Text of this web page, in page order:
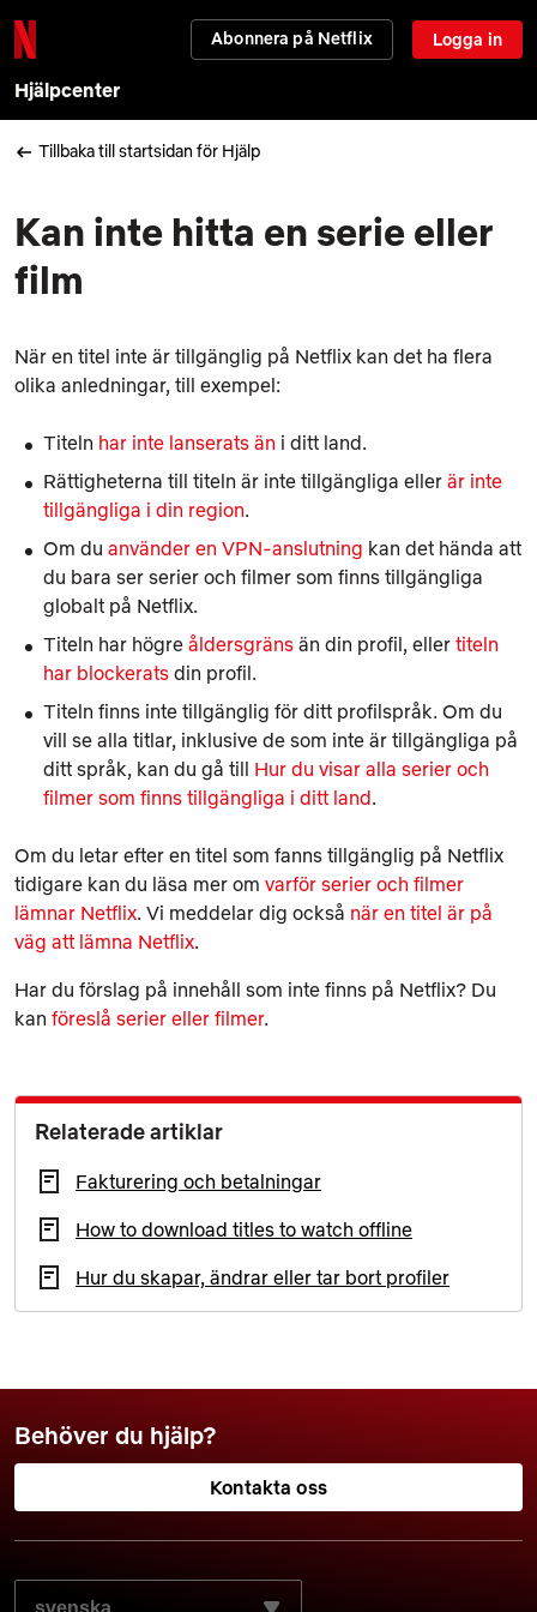
Abonnera på Netflix Logga in
Hjälpcenter
Tillbaka till startsidan för Hjälp
Kan inte hitta en serie eller
film
När en titel inte är tillgänglig på Netflix kan det ha flera
olika anledningar, till exempel:
Titeln har inte lanserats än i ditt land.
Rättigheterna till titeln är inte tillgängliga eller är inte
tillgängliga i din region.
Om du använder en VPN-anslutning kan det hända att
du bara ser serier och filmer som finns tillgängliga
globalt på Netflix.
Titeln har högre åldersgräns än din profil, eller titeln
har blockerats din profil.
Titeln finns inte tillgänglig för ditt profilspråk. Om du
vill se alla titlar, inklusive de som inte är tillgängliga på
ditt språk, kan du gå till Hur du visar alla serier och
filmer som finns tillgängliga i ditt land.
Om du letar efter en titel som fanns tillgänglig på Netflix
tidigare kan du läsa mer om varför serier och filmer
lämnar Netflix. Vi meddelar dig också när en titel är på
väg att lämna Netflix.
Har du förslag på innehåll som inte finns på Netflix? Du
kan föreslå serier eller filmer.
Relaterade artiklar
Fakturering och betalningar
How to download titles to watch offline
Hur du skapar, ändrar eller tar bort profiler
Behöver du hjälp?
Kontakta oss
VÄLJ SPRÅKET SOM DU FÖREDRAR: